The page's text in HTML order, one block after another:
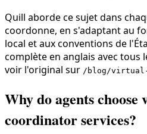
Quill aborde ce sujet dans
coordonne, en s'adaptant au
local et aux conventions de
complète en anglais avec tous
voir l'original sur /blog/
Why do agents
coordinator services?